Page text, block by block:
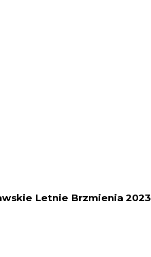
Letnie Brzmienia 2023